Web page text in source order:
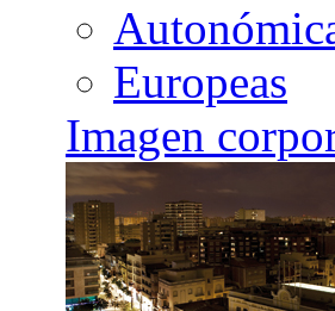
Europeas
Imagen